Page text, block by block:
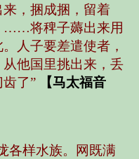
，捆成捆，留着
……将稗子薅出来用
人子要差遣使者，
他国里挑出来，丢
了”
【马太福音
各样水族。网既满